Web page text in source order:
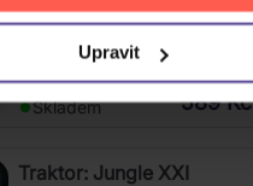
Upravit
Blue Vinyl)
Skladem 589 Kč
Traktor: Jungle XXI